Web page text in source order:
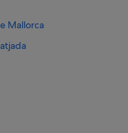
Mallorca